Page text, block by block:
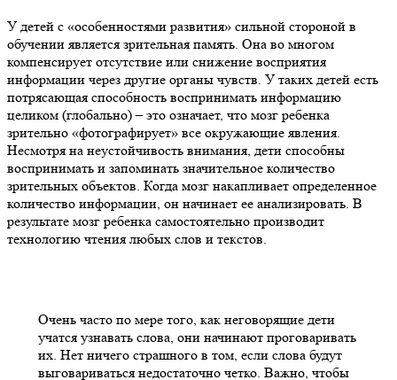
У детей с «особенностями развития» сильной стороной в
обучении является зрительная память. Она во многом
компенсирует отсутствие или снижение восприятия
информации через другие органы чувств. У таких детей есть
потрясающая способность воспринимать информацию
целиком (глобально) – это означает, что мозг ребенка
зрительно «фотографирует» все окружающие явления.
Несмотря на неустойчивость внимания, дети способны
воспринимать и запоминать значительное количество
зрительных объектов. Когда мозг накапливает определенное
количество информации, он начинает ее анализировать. В
результате мозг ребенка самостоятельно производит
технологию чтения любых слов и текстов.
Очень часто по мере того, как неговорящие дети
учатся узнавать слова, они начинают проговаривать
их. Нет ничего страшного в том, если слова будут
выговариваться недостаточно четко. Важно, чтобы